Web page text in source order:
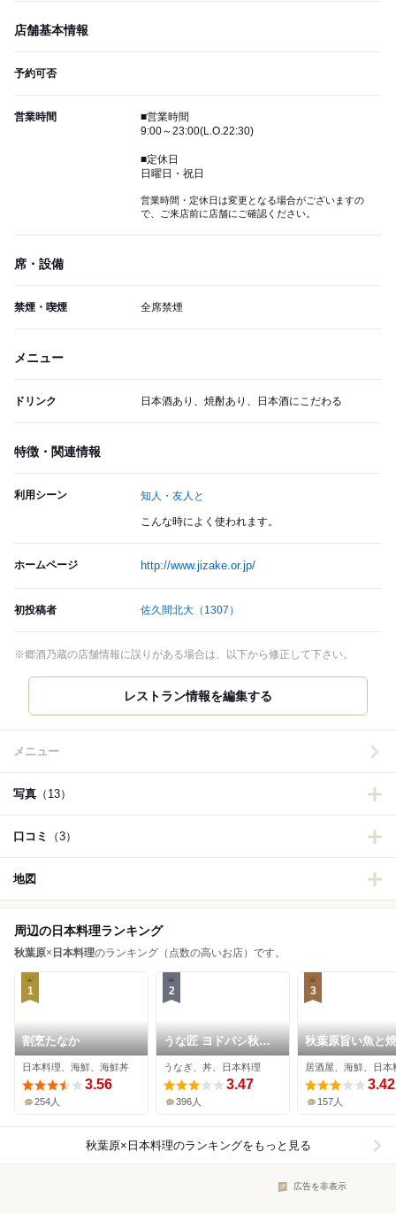
店舗基本情報
予約可否
営業時間
■営業時間
9:00～23:00(L.O.22:30)
■定休日
日曜日・祝日
営業時間・定休日は変更となる場合がございますの
で、ご来店前に店舗にご確認ください。
席・設備
禁煙・喫煙 全席禁煙
メニュー
ドリンク 日本酒あり、焼酎あり、日本酒にこだわる
特徴・関連情報
利用シーン 知人・友人と
こんな時によく使われます。
ホームページ http://www.jizake.or.jp/
初投稿者 佐久間北大 （1307）
※郷酒乃蔵の店舗情報に誤りがある場合は、以下から修正して下さい。
レストラン情報を編集する
メニュー
写真 （13）
口コミ （3）
地図
周辺の日本料理ランキング
秋葉原× 日本料理のランキング（点数の高いお店）です。
1
割烹たなか
日本料理、海鮮、海鮮丼
3.56
254人
2
うな匠 ヨドバシ秋葉
原店
うなぎ、丼、日本料理
3.47
396人
3
秋葉原旨い魚と
地酒 美味研鑽
居酒屋、海鮮、日本
3.42
157人
秋葉原×日本料理のランキングをもっと見る
広告を非表示